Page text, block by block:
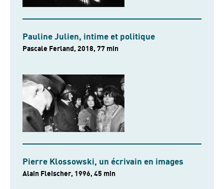
Pauline Julien, intime et politique
Pascale Ferland, 2018, 77 min
Pierre Klossowski, un écrivain en images
Alain Fleischer, 1996, 45 min